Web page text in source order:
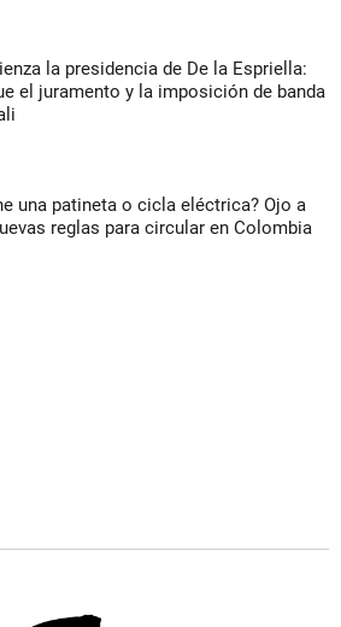
la presidencia de De la Espriella:
el juramento y la imposición de banda
una patineta o cicla eléctrica? Ojo a
reglas para circular en Colombia